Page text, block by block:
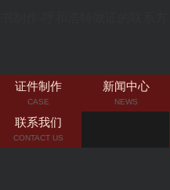
证件制作
CASE
新闻中心
NEWS
联系我们
CONTACT US